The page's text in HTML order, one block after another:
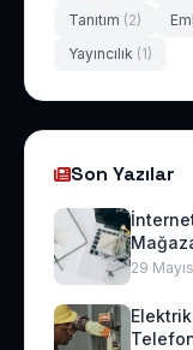
Tanıtım (2)
Yayıncılık (1)
Son Yazılar
29